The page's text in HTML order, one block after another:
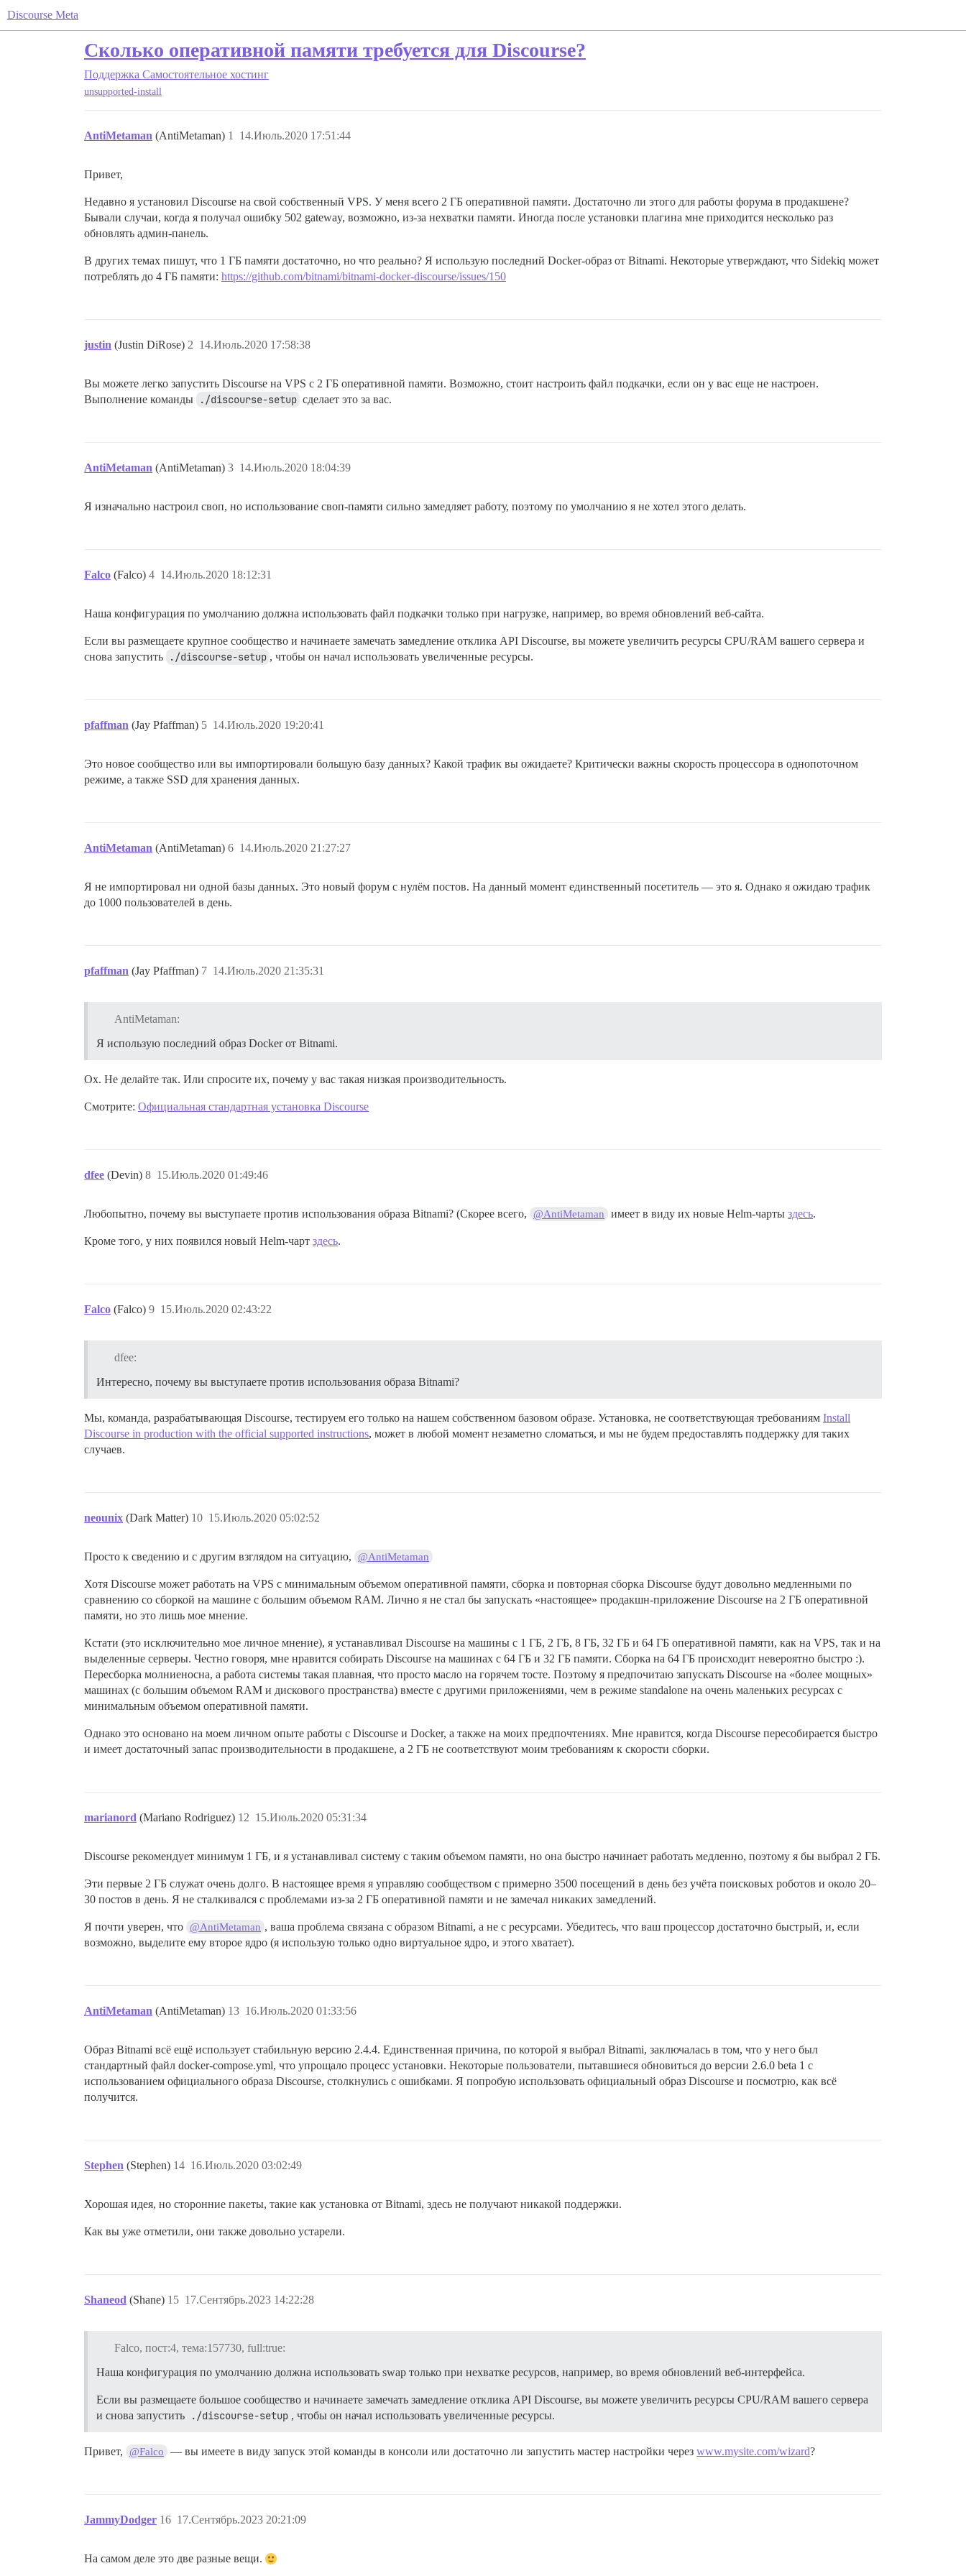
Discourse Meta
Сколько оперативной памяти требуется для Discourse?
Поддержка Самостоятельное хостинг
unsupported-install
AntiMetaman (AntiMetaman) 14.Июль.2020 17:51:44
1
Привет,
Недавно я установил Discourse на свой собственный VPS. У меня всего 2 ГБ оперативной памяти. Достаточно ли этого для работы форума в продакшене?
Бывали случаи, когда я получал ошибку 502 gateway, возможно, из-за нехватки памяти. Иногда после установки плагина мне приходится несколько раз
обновлять админ-панель.
В других темах пишут, что 1 ГБ памяти достаточно, но что реально? Я использую последний Docker-образ от Bitnami. Некоторые утверждают, что Sidekiq может
потреблять до 4 ГБ памяти: https://github.com/bitnami/bitnami-docker-discourse/issues/150
justin (Justin DiRose) 14.Июль.2020 17:58:38
2
Вы можете легко запустить Discourse на VPS с 2 ГБ оперативной памяти. Возможно, стоит настроить файл подкачки, если он у вас еще не настроен.
Выполнение команды
./discourse-setup сделает это за вас.
AntiMetaman (AntiMetaman) 14.Июль.2020 18:04:39
3
Я изначально настроил своп, но использование своп-памяти сильно замедляет работу, поэтому по умолчанию я не хотел этого делать.
Falco (Falco) 14.Июль.2020 18:12:31
4
Наша конфигурация по умолчанию должна использовать файл подкачки только при нагрузке, например, во время обновлений веб-сайта.
Если вы размещаете крупное сообщество и начинаете замечать замедление отклика API Discourse, вы можете увеличить ресурсы CPU/RAM вашего сервера и
снова запустить
./discourse-setup , чтобы он начал использовать увеличенные ресурсы.
pfaffman (Jay Pfaffman) 14.Июль.2020 19:20:41
5
Это новое сообщество или вы импортировали большую базу данных? Какой трафик вы ожидаете? Критически важны скорость процессора в однопоточном
режиме, а также SSD для хранения данных.
AntiMetaman (AntiMetaman) 14.Июль.2020 21:27:27
6
Я не импортировал ни одной базы данных. Это новый форум с нулём постов. На данный момент единственный посетитель — это я. Однако я ожидаю трафик
до 1000 пользователей в день.
pfaffman (Jay Pfaffman) 14.Июль.2020 21:35:31
7
AntiMetaman:
Я использую последний образ Docker от Bitnami.
Ох. Не делайте так. Или спросите их, почему у вас такая низкая производительность.
Смотрите: Официальная стандартная установка Discourse
dfee (Devin) 15.Июль.2020 01:49:46
8
Любопытно, почему вы выступаете против использования образа Bitnami? (Скорее всего, @AntiMetaman имеет в виду их новые Helm-чартыздесь.
Кроме того, у них появился новый Helm-чарт здесь.
Falco (Falco) 15.Июль.2020 02:43:22
9
dfee:
Интересно, почему вы выступаете против использования образа Bitnami?
Мы, команда, разрабатывающая Discourse, тестируем его только на нашем собственном базовом образе. Установка, не соответствующая требованиям Install
Discourse in production with the official supported instructions, может в любой момент незаметно сломаться, и мы не будем предоставлять поддержку для таких
случаев.
neounix (Dark Matter) 15.Июль.2020 05:02:52
10
Просто к сведению и с другим взглядом на ситуацию, @AntiMetaman
Хотя Discourse может работать на VPS с минимальным объемом оперативной памяти, сборка и повторная сборка Discourse будут довольно медленными по
сравнению со сборкой на машине с большим объемом RAM. Лично я не стал бы запускать «настоящее» продакшн-приложение Discourse на 2 ГБ оперативной
памяти, но это лишь мое мнение.
Кстати (это исключительно мое личное мнение), я устанавливал Discourse на машины с 1 ГБ, 2 ГБ, 8 ГБ, 32 ГБ и 64 ГБ оперативной памяти, как на VPS, так и на
выделенные серверы. Честно говоря, мне нравится собирать Discourse на машинах с 64 ГБ и 32 ГБ памяти. Сборка на 64 ГБ происходит невероятно быстро :).
Пересборка молниеносна, а работа системы такая плавная, что просто масло на горячем тосте. Поэтому я предпочитаю запускать Discourse на «более мощных»
машинах (с большим объемом RAM и дискового пространства) вместе с другими приложениями, чем в режиме standalone на очень маленьких ресурсах с
минимальным объемом оперативной памяти.
Однако это основано на моем личном опыте работы с Discourse и Docker, а также на моих предпочтениях. Мне нравится, когда Discourse пересобирается быстро
и имеет достаточный запас производительности в продакшене, а 2 ГБ не соответствуют моим требованиям к скорости сборки.
marianord (Mariano Rodriguez) 15.Июль.2020 05:31:34
12
Discourse рекомендует минимум 1 ГБ, и я устанавливал систему с таким объемом памяти, но она быстро начинает работать медленно, поэтому я бы выбрал 2 ГБ.
Эти первые 2 ГБ служат очень долго. В настоящее время я управляю сообществом с примерно 3500 посещений в день без учёта поисковых роботов и около 20–
30 постов в день. Я не сталкивался с проблемами из-за 2 ГБ оперативной памяти и не замечал никаких замедлений.
Я почти уверен, что @AntiMetaman , ваша проблема связана с образом Bitnami, а не с ресурсами. Убедитесь, что ваш процессор достаточно быстрый, и, если
возможно, выделите ему второе ядро (я использую только одно виртуальное ядро, и этого хватает).
AntiMetaman (AntiMetaman) 16.Июль.2020 01:33:56
13
Образ Bitnami всё ещё использует стабильную версию 2.4.4. Единственная причина, по которой я выбрал Bitnami, заключалась в том, что у него был
стандартный файл docker-compose.yml, что упрощало процесс установки. Некоторые пользователи, пытавшиеся обновиться до версии 2.6.0 beta 1 с
использованием официального образа Discourse, столкнулись с ошибками. Я попробую использовать официальный образ Discourse и посмотрю, как всё
получится.
Stephen (Stephen) 16.Июль.2020 03:02:49
14
Хорошая идея, но сторонние пакеты, такие как установка от Bitnami, здесь не получают никакой поддержки.
Как вы уже отметили, они также довольно устарели.
Shaneod (Shane) 17.Сентябрь.2023 14:22:28
15
Falco, пост:4, тема:157730, full:true:
Наша конфигурация по умолчанию должна использовать swap только при нехватке ресурсов, например, во время обновлений веб-интерфейса.
Если вы размещаете большое сообщество и начинаете замечать замедление отклика API Discourse, вы можете увеличить ресурсы CPU/RAM вашего сервера
и снова запустить
./discourse-setup , чтобы он начал использовать увеличенные ресурсы.
Привет, @Falco — вы имеете в виду запуск этой команды в консоли или достаточно ли запустить мастер настройки черезwww.mysite.com/wizard?
JammyDodger 17.Сентябрь.2023 20:21:09
16
На самом деле это две разные вещи.